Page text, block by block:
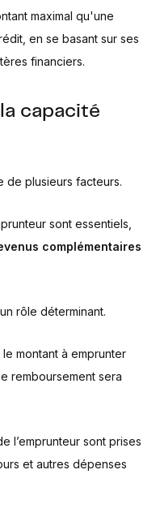
maximal qu'une
en se basant sur ses
financiers.
capacité
de plusieurs facteurs.
sont essentiels,
complémentaires
rôle déterminant.
montant à emprunter
remboursement sera
l’emprunteur sont prises
et autres dépenses